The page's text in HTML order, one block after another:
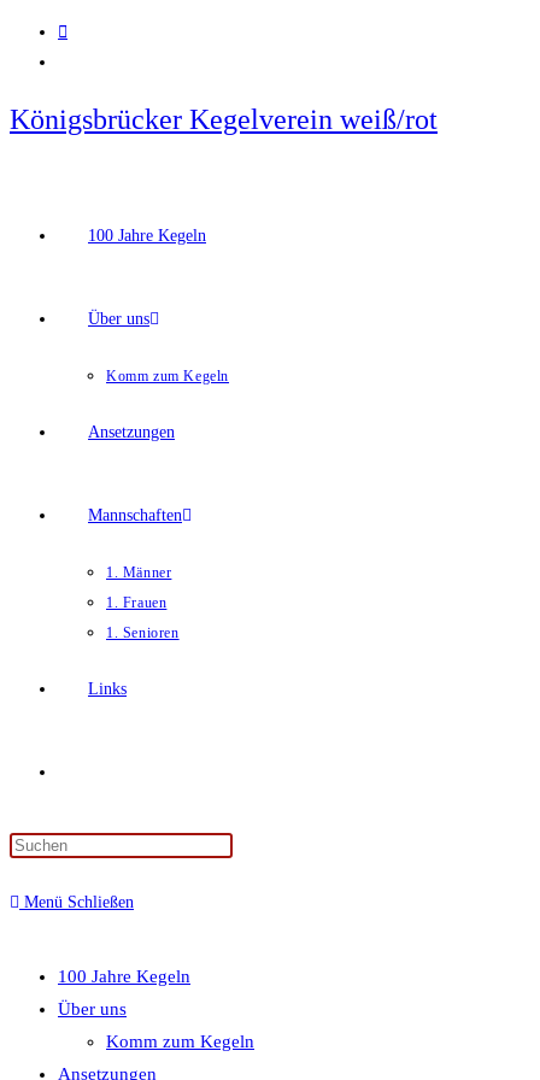
Zum
Inhalt
Königsbrücker Kegelverein weiß/rot
100 Jahre Kegeln
Über uns
Komm zum Kegeln
Ansetzungen
Mannschaften
1. Männer
1. Frauen
1. Senioren
Links
Suche
Menü Schließen
100 Jahre Kegeln
Über uns
Komm zum Kegeln
Ansetzungen